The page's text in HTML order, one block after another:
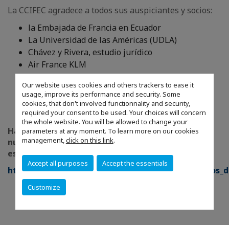
Our website uses cookies and others trackers to ease it
usage, improve its performance and security. Some
cookies, that don't involved functionnality and security,
required your consent to be used. Your choices will concern
the whole website. You will be allowed to change your
parameters at any moment. To learn more on our cookies
management,click on this link.
Accept all purposes Accept the essentials
Customize
La CCIFEC agradece a todos sus auspiciantes y socios:
la Embajada de Francia en Ecuador
La Universidad de las Américas (UDLA)
Chávez y Rivera, estudio jurídico
Air France KLM
La empresa Parmalat (Président)
Proalco (Maison Castel France)
Cyrano
Dibeal (Gérard Bertrand)
Haga clic en el link siguiente para descubrir
nuestra revista de gastronomía publicada para
esta semana especial:
https://issuu.com/ccifec/docs/